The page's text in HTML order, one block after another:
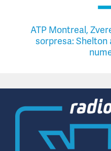
ATP Montreal,
sorpresa: Shelton